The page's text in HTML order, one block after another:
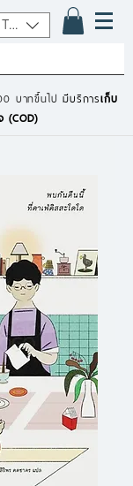
THB (฿)
บาทขึ้นไปมีบริการเก็บ
(COD)